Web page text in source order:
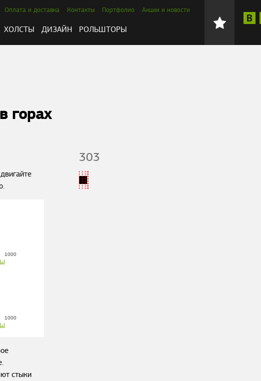
Оплата и доставка Контакты Портфолио Акции и новости
ХОЛСТЫ ДИЗАЙН РОЛЬШТОРЫ
горах
1000
1000
стыки
303